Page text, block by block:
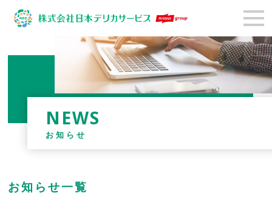
NEWS
お知らせ
お知らせ一覧